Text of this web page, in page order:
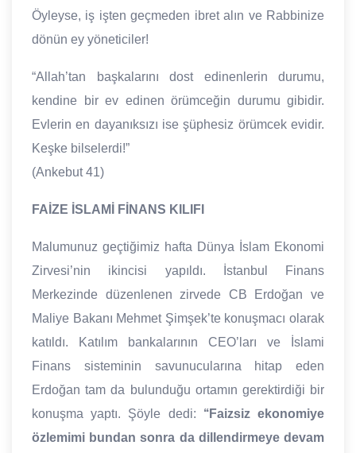
Öyleyse, iş işten geçmeden ibret alın ve Rabbinize
dönün ey yöneticiler!
“Allah’tan başkalarını dost edinenlerin durumu,
kendine bir ev edinen örümceğin durumu gibidir.
Evlerin en dayanıksızı ise şüphesiz örümcek evidir.
Keşke bilselerdi!”
(Ankebut 41)
FAİZE İSLAMİ FİNANS KILIFI
Malumunuz geçtiğimiz hafta Dünya İslam Ekonomi
Zirvesi’nin ikincisi yapıldı. İstanbul Finans
Merkezinde düzenlenen zirvede CB Erdoğan ve
Maliye Bakanı Mehmet Şimşek’te konuşmacı olarak
katıldı. Katılım bankalarının CEO’ları ve İslami
Finans sisteminin savunucularına hitap eden
Erdoğan tam da bulunduğu ortamın gerektirdiği bir
konuşma yaptı. Şöyle dedi: ‘‘Faizsiz ekonomiye
özlemimi bundan sonra da dillendirmeye devam